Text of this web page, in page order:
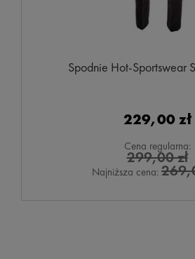
Spodnie Hot-Sportswear
229,00 zł
Cena regularna:
299,00 zł
Najniższa cena: